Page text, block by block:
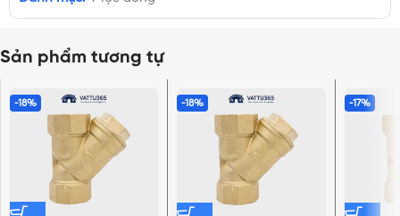
Sản phẩm tương tự
-18% -18% -17%